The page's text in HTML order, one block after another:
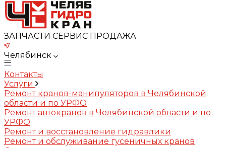
ЗАПЧАСТИ СЕРВИС ПРОДАЖА
Челябинск
Контакты
Услуги
Ремонт кранов-манипуляторов в Челябинской
области и по УРФО
Ремонт автокранов в Челябинской области и по
УРФО
Ремонт и восстановление гидравлики
Ремонт и обслуживание гусеничных кранов